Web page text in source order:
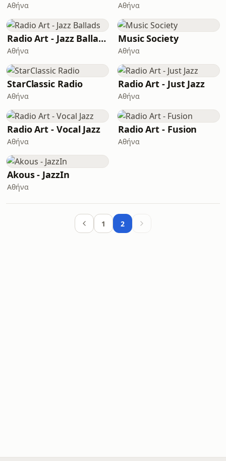
Αθήνα Αθήνα
Radio Art - Jazz Ballads
Αθήνα
Music Society
Αθήνα
StarClassic Radio
Αθήνα
Radio Art - Just Jazz
Αθήνα
Radio Art - Vocal Jazz
Αθήνα
Radio Art - Fusion
Αθήνα
Akous - JazzIn
Αθήνα
1 2